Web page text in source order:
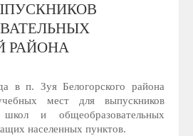
РАЙОНА
в п. Зуя Белогорского района
мест для выпускников
и общеобразовательных
населенных пунктов.